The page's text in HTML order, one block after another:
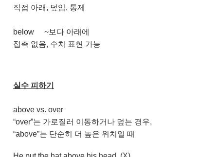
직접 아래, 덮임, 통제
below
~보다 아래에
접촉 없음, 수치 표현 가능
실수 피하기
above vs. over
“over”는 가로질러 이동하거나 덮는 경우,
“above”는 단순히 더 높은 위치일 때